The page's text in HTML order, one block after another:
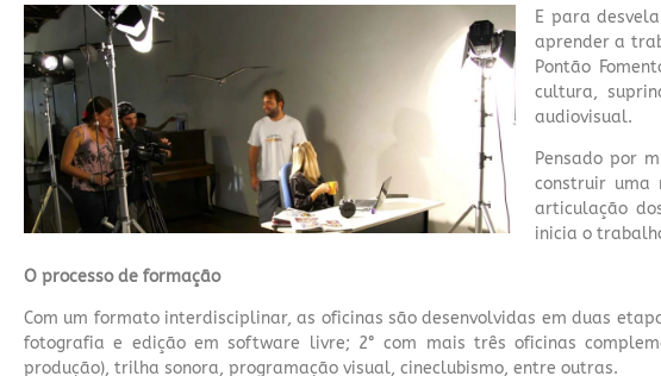
E para
aprender a
Pontão
cultura,
audiovisual.
Pensado por
construir uma
articulação
inicia o
O processo de formação
Com um formato interdisciplinar, as oficinas são desenvolvidas em duas
fotografia e edição em software livre; 2° com mais três oficinas
produção), trilha sonora, programação visual, cineclubismo, entre outras.